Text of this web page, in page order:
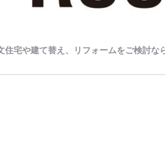
住宅や建て替え、リフォームをご検討な